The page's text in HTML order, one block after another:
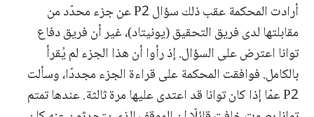
أرادت المحكمة عقب ذلك سؤال P2 عن جزء محدّد من
مقابلتها لدى فريق التحقيق (يونيتاد)، غير أن فريق دفاع
توانا اعترض على السؤال. إذ رأوا أن هذا الجزء لم يُقرأ
بالكامل. فوافقت المحكمة على قراءة الجزء مجددًا، وسألت
P2 عمّا إذا كان توانا قد اعتدى عليها مرة ثالثة. عندها تمتم